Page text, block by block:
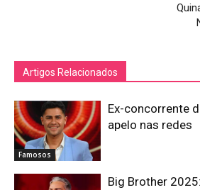
Artigos Relacionados
Famosos
Ex-concorrente
apelo nas redes
Big Brother